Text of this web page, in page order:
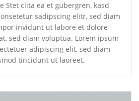
Stet clita ea et gubergren, kasd
sadipscing elitr, sed diam
invidunt ut labore et dolore
sed diam voluptua. Lorem ipsum
adipiscing elit, sed diam
tincidunt ut laoreet.